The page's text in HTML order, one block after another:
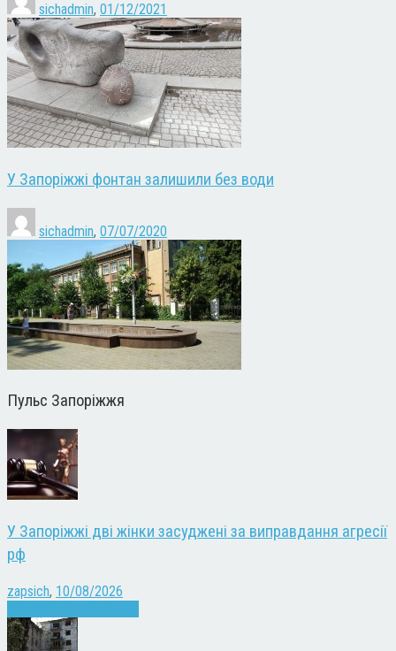
sichadmin, 01/12/2021
У Запоріжжі фонтан залишили без води
sichadmin, 07/07/2020
Пульс Запоріжжя
У Запоріжжі дві жінки засуджені за виправдання агресії
рф
zapsich, 10/08/2026